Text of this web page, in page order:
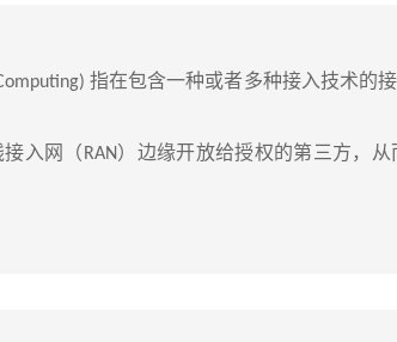
指在包含一种或者多种接入技术
入网（RAN）边缘开放给授权的第三方，